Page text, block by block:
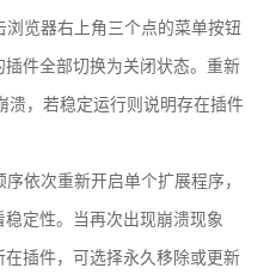
览器右上角三个点的菜单按钮
件全部切换为关闭状态。重新
溃，若稳定运行则说明存在插件
依次重新开启单个扩展程序，
定性。当再次出现崩溃现象
插件，可选择永久移除或更新